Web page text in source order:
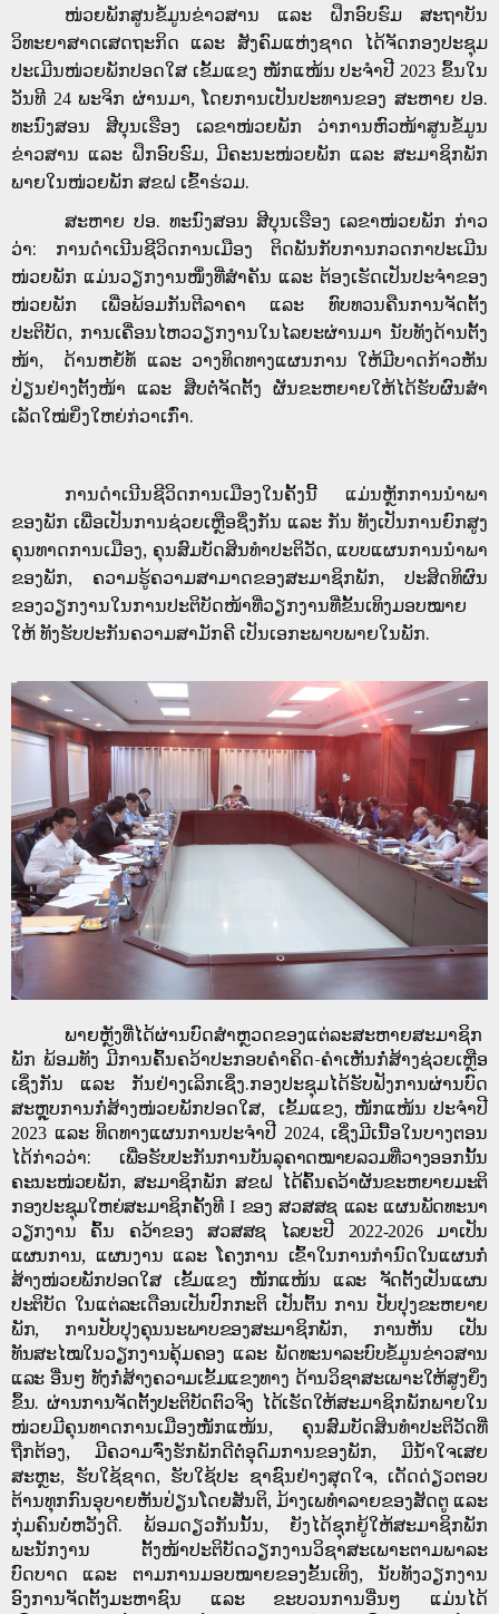
ໜ່ວຍພັກສູນຂໍ້ມູນຂ່າວສານ ແລະ ຝຶກອົບຮົມ ສະຖາບັນ
ວິທະຍາສາດເສດຖະກິດ ແລະ ສັງຄົມແຫ່ງຊາດ ໄດ້ຈັດກອງປະຊຸມ
ປະເມີນໜ່ວຍພັກປອດໃສ ເຂັ້ມແຂງ ໜັກແໜ້ນ ປະຈໍາປີ2023 ຂຶ້ນໃນ
ວັນທີ 24ພະຈິກ ຜ່ານມາ, ໂດຍການເປັນປະທານຂອງ ສະຫາຍ ປອ.
ທະນົງສອນ ສີບຸນເຮືອງ ເລຂາໜ່ວຍພັກ ວ່າການຫົວໜ້າສູນຂໍ້ມູນ
ຂ່າວສານ ແລະ ຝຶກອົບຮົມ, ມີຄະນະໜ່ວຍພັກ ແລະ ສະມາຊິກພັກ
ພາຍໃນໜ່ວຍພັກ ສຂຝ ເຂົ້າຮ່ວມ.
ສະຫາຍ ປອ. ທະນົງສອນ ສີບຸນເຮືອງ ເລຂາໜ່ວຍພັກ ກ່າວ
ວ່າ: ການດໍາເນີນຊີວິດການເມືອງ ຕິດພັນກັບການກວດກາປະເມີນ
ໜ່ວຍພັກ ແມ່ນວຽກງານໜຶ່ງທີ່ສໍາຄັນ ແລະ ຕ້ອງເຮັດເປັນປະຈໍາຂອງ
ໜ່ວຍພັກ ເພື່ອພ້ອມກັນຕີລາຄາ ແລະ ທົບທວນຄືນການຈັດຕັ້ງ
ປະຕິບັດ, ການເຄື່ອນໄຫວວຽກງານໃນໄລຍະຜ່ານມາ ນັບທັງດ້ານຕັ້ງ
ໜ້າ, ດ້ານຫຍໍ້ທໍ້ ແລະ ວາງທິດທາງແຜນການ ໃຫ້ມີບາດກ້າວຫັນ
ປ່ຽນຢ່າງຕັ້ງໜ້າ ແລະ ສືບຕໍ່ຈັດຕັ້ງ ຜັນຂະຫຍາຍໃຫ້ໄດ້ຮັບຜົນສໍາ
ເລັດໃໝ່ຍິ່ງໃຫຍ່ກ່ວາເກົ່າ.
ການດໍາເນີນຊີວິດການເມືອງໃນຄັ້ງນີ້ ແມ່ນຫຼັກການນໍາພາ
ຂອງພັກ ເພື່ອເປັນການຊ່ວຍເຫຼືອຊຶ່ງກັນ ແລະ ກັນ ທັງເປັນການຍົກສູງ
ຄຸນທາດການເມືອງ, ຄຸນສົມບັດສິນທໍາປະຕິວັດ, ແບບແຜນການນໍາພາ
ຂອງພັກ, ຄວາມຮູ້ຄວາມສາມາດຂອງສະມາຊິກພັກ, ປະສິດທິຜົນ
ຂອງວຽກງານໃນການປະຕິບັດໜ້າທີ່ວຽກງານທີ່ຂັ້ນເທິງມອບໝາຍ
ໃຫ້ ທັງຮັບປະກັນຄວາມສາມັກຄີ ເປັນເອກະພາບພາຍໃນພັກ.
ພາຍຫຼັງທີ່ໄດ້ຜ່ານບົດສໍາຫຼວດຂອງແຕ່ລະສະຫາຍສະມາຊິກ
ພັກ ພ້ອມທັງ ມີການຄົ້ນຄວ້າປະກອບຄໍາຄິດ-ຄໍາເຫັນກໍ່ສ້າງຊ່ວຍເຫຼືອ
ເຊິ່ງກັນ ແລະ ກັນຢ່າງເລິກເຊິ່ງ.ກອງປະຊຸມໄດ້ຮັບຟັງການຜ່ານບົດ
ສະຫຼຸບການກໍ່ສ້າງໜ່ວຍພັກປອດໃສ, ເຂັ້ມແຂງ, ໜັກແໜ້ນ ປະຈໍາປີ
2023 ແລະ ທິດທາງແຜນການປະຈໍາປີ 2024, ເຊິ່ງມີເນື້ອໃນບາງຕອນ
ໄດ້ກ່າວວ່າ: ເພື່ອຮັບປະກັນການບັນລຸຄາດໝາຍລວມທີ່ວາງອອກນັ້ນ
ຄະນະໜ່ວຍພັກ,ສະມາຊິກພັກ ສຂຝ ໄດ້ຄົ້ນຄວ້າຜັນຂະຫຍາຍມະຕິ
ກອງປະຊຸມໃຫຍ່ສະມາຊິກຄັ້ງທີI ຂອງ ສວສສຊ ແລະ ແຜນພັດທະນາ
ວຽກງານ ຄົ້ນ ຄວ້າຂອງ ສວສສຊ ໄລຍະປີ
2022-2026
ມາເປັນ
ແຜນການ, ແຜນງານ ແລະ ໂຄງການ ເຂົ້າໃນການກຳນົດໃນແຜນກໍ່
ສ້າງໜ່ວຍພັກປອດໃສ ເຂັ້ມແຂງ ໜັກແໜ້ນ ແລະ ຈັດຕັ້ງເປັນແຜນ
ປະຕິບັດ ໃນແຕ່ລະເດືອນເປັນປົກກະຕິ ເປັນຕົ້ນ ການ ປັບປຸງຂະຫຍາຍ
ພັກ, ການປັບປຸງຄຸນນະພາບຂອງສະມາຊິກພັກ, ການຫັນ ເປັນ
ທັນສະໄໝໃນວຽກງານຄຸ້ມຄອງ ແລະ ພັດທະນາລະບົບຂໍ້ມູນຂ່າວສານ
ແລະ ອື່ນໆ ທັງກໍ່ສ້າງຄວາມເຂັ້ມແຂງທາງ ດ້ານວິຊາສະເພາະໃຫ້ສູງຍິ່ງ
ຂຶ້ນ.ຜ່ານການຈັດຕັ້ງປະຕິບັດຕົວຈິງ ໄດ້ເຮັດໃຫ້ສະມາຊິກພັກພາຍໃນ
ໜ່ວຍມີຄຸນທາດການເມືອງໜັກແໜ້ນ, ຄຸນສົມບັດສິນທຳປະຕິວັດທີ່
ຖືກຕ້ອງ, ມີຄວາມຈົ່ງຮັກພັກດີຕໍ່ອຸດົມການຂອງພັກ, ມີນ້ຳໃຈເສຍ
ສະຫຼະ, ຮັບໃຊ້ຊາດ, ຮັບໃຊ້ປະ ຊາຊົນຢ່າງສຸດໃຈ, ເດັດດ່ຽວຕອບ
ຕ້ານທຸກກົນອຸບາຍຫັນປ່ຽນໂດຍສັນຕິ,ມ້າງເພທຳລາຍຂອງສັດຕູ ແລະ
ກຸ່ມຄົນບໍ່ຫວັງດີ. ພ້ອມດຽວກັນນັ້ນ, ຍັງໄດ້ຊຸກຍູ້ໃຫ້ສະມາຊິກພັກ
ພະນັກງານ ຕັ້ງໜ້າປະຕິບັດວຽກງານວິຊາສະເພາະຕາມພາລະ
ບົດບາດ ແລະ ຕາມການມອບໝາຍຂອງຂັ້ນເທິງ,ນັບທັງວຽກງານ
ອົງການຈັດຕັ້ງມະຫາຊົນ ແລະ ຂະບວນການອື່ນໆ ແມ່ນໄດ້